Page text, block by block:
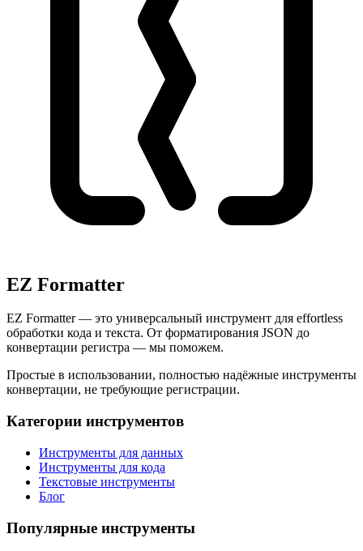
EZ Formatter
EZ Formatter — это универсальный инструмент для effortless
обработки кода и текста. От форматирования JSON до
конвертации регистра — мы поможем.
Простые в использовании, полностью надёжные инструменты
конвертации, не требующие регистрации.
Категории инструментов
Инструменты для данных
Инструменты для кода
Текстовые инструменты
Блог
Популярные инструменты